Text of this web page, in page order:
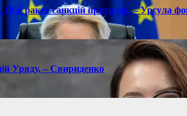
19-й ракет санкцій проти рф, – Урсула
Уряду, – Свириденко